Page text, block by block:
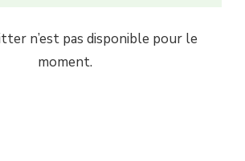
n’est pas disponible pour le
moment.